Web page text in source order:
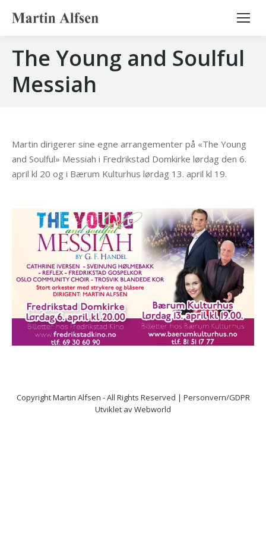
Search:
The Young and Soulful
Messiah
Martin dirigerer sine egne arrangementer på «The Young
and Soulful» Messiah i Fredrikstad Domkirke lørdag den 6.
april kl 20 og i Bærum Kulturhus lørdag 13. april kl 19.
CopyrightMartin Alfsen - All Rights Reserved | Personvern/GDPR
Utviklet avWebworld